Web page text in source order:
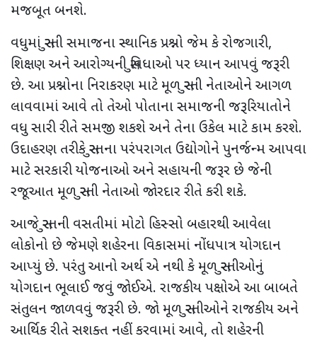
મજબૂત બનશે.
વધુમાં સુરતી સમાજના સ્થાનિક પ્રશ્નો જેમ કે રોજગારી,
શિક્ષણ અને આરોગ્યની સુવિધાઓ પર ધ્યાન આપવું જરૂરી
છે. આ પ્રશ્નોના નિરાકરણ માટે મૂળ સુરતી નેતાઓને આગળ
લાવવામાં આવે તો તેઓ પોતાના સમાજની જરૂરિયાતોને
વધુ સારી રીતે સમજી શકશે અને તેના ઉકેલ માટે કામ કરશે.
ઉદાહરણ તરીકે સુરતના પરંપરાગત ઉદ્યોગોને પુનર્જન્મ આપવા
માટે સરકારી યોજનાઓ અને સહાયની જરૂર છે જેની
રજૂઆત મૂળ સુરતી નેતાઓ જોરદાર રીતે કરી શકે.
આજે સુરતની વસતીમાં મોટો હિસ્સો બહારથી આવેલા
લોકોનો છે જેમણે શહેરના વિકાસમાં નોંધપાત્ર યોગદાન
આપ્યું છે. પરંતુ આનો અર્થ એ નથી કે મૂળ સુરતીઓનું
યોગદાન ભૂલાઈ જવું જોઈએ. રાજકીય પક્ષોએ આ બાબતે
સંતુલન જાળવવું જરૂરી છે. જો મૂળ સુરતીઓને રાજકીય અને
આર્થિક રીતે સશક્ત નહીં કરવામાં આવે, તો શહેરની